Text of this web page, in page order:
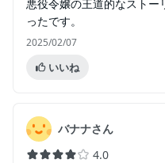
悪役令嬢の王道的なストー
ったです。
2025/02/07
いいね
バナナさん
4.0